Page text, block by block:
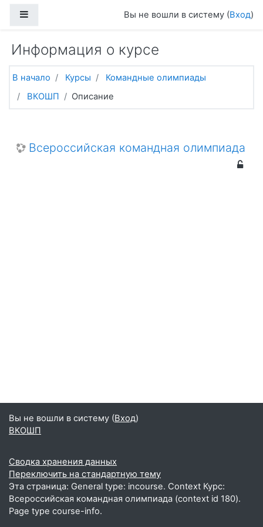
Вы не вошли в систему (Вход)
Информация о курсе
В начало Курсы
Командные олимпиады
ВКОШП
Описание
Всероссийская командная олимпиада
Вы не вошли в систему (Вход)
ВКОШП
Сводка хранения данных
Переключить на стандартную тему
Эта страница: General type: incourse. Context Курс:
Всероссийская командная олимпиада (context id 180).
Page type course-info.